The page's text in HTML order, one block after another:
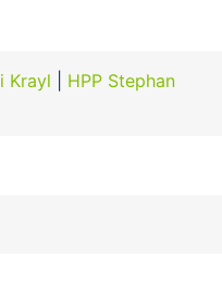
Krayl
HPP Stephan